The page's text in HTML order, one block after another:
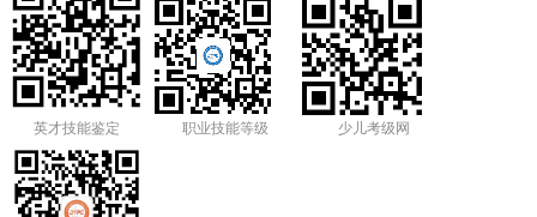
英才技能鉴定 职业技能等级 少儿考级网